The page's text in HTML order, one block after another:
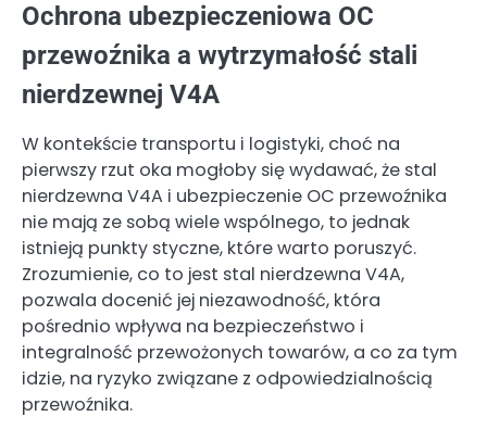
Ochrona ubezpieczeniowa OC
przewoźnika a wytrzymałość stali
nierdzewnej V4A
W kontekście transportu i logistyki, choć na
pierwszy rzut oka mogłoby się wydawać, że stal
nierdzewna V4A i ubezpieczenie OC przewoźnika
nie mają ze sobą wiele wspólnego, to jednak
istnieją punkty styczne, które warto poruszyć.
Zrozumienie, co to jest stal nierdzewna V4A,
pozwala docenić jej niezawodność, która
pośrednio wpływa na bezpieczeństwo i
integralność przewożonych towarów, a co za tym
idzie, na ryzyko związane z odpowiedzialnością
przewoźnika.